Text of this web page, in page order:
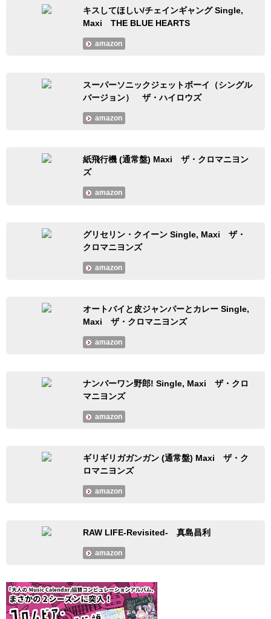
キスしてほしい/チェインギャング Single,
Maxi THE BLUE HEARTS
amazon
スーパーソニックジェットボーイ（シングル
バージョン） ザ・ハイロウズ
amazon
紙飛行機 (通常盤) Maxi ザ・クロマニヨン
ズ
amazon
グリセリン・クイーン Single, Maxi ザ・
クロマニヨンズ
amazon
オートバイと皮ジャンパーとカレー Single,
Maxi ザ・クロマニヨンズ
amazon
ナンバーワン野郎! Single, Maxi ザ・クロ
マニヨンズ
amazon
ギリギリガガンガン (通常盤) Maxi ザ・ク
ロマニヨンズ
amazon
RAW LIFE-Revisited- 真島昌利
amazon